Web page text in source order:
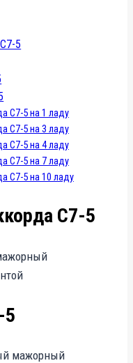
5
C7-5 на 1 ладу
C7-5 на 3 ладу
C7-5 на 4 ладу
C7-5 на 7 ладу
C7-5 на 10 ладу
C7-5
5
мажорный